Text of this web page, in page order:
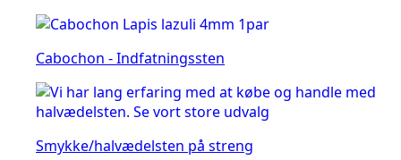
Cabochon - Indfatningssten
Smykke/halvædelsten på streng